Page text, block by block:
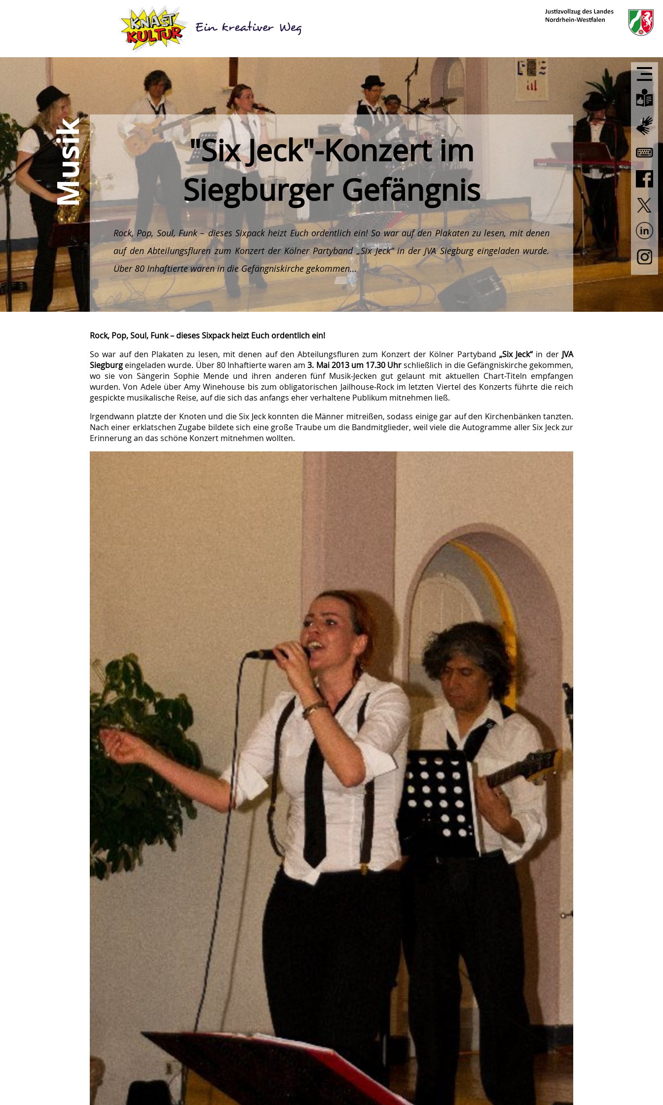
Musik
"Six Jeck"-Konzert im
Siegburger Gefängnis
Rock, Pop, Soul, Funk – dieses Sixpack heizt Euch ordentlich ein! So war auf den Plakaten zu lesen, mit denen
auf den Abteilungsfluren zum Konzert der Kölner Partyband „Six Jeck“ in der JVA Siegburg eingeladen wurde.
Über 80 Inhaftierte waren in die Gefängniskirche gekommen...
Rock, Pop, Soul, Funk – dieses Sixpack heizt Euch ordentlich ein!
So war auf den Plakaten zu lesen, mit denen auf den Abteilungsfluren zum Konzert der Kölner Partyband „Six Jeck“ in der JVA
Siegburg eingeladen wurde. Über 80 Inhaftierte waren am3. Mai 2013 um 17.30 Uhrschließlich in die Gefängniskirche gekommen,
wo sie von Sängerin Sophie Mende und ihren anderen fünf Musik-Jecken gut gelaunt mit aktuellen Chart-Titeln empfangen
wurden. Von Adele über Amy Winehouse bis zum obligatorischen Jailhouse-Rock im letzten Viertel des Konzerts führte die reich
gespickte musikalische Reise, auf die sich das anfangs eher verhaltene Publikum mitnehmen ließ.
Irgendwann platzte der Knoten und die Six Jeck konnten die Männer mitreißen, sodass einige gar auf den Kirchenbänken tanzten.
Nach einer erklatschen Zugabe bildete sich eine große Traube um die Bandmitglieder, weil viele die Autogramme aller Six Jeck zur
Erinnerung an das schöne Konzert mitnehmen wollten.